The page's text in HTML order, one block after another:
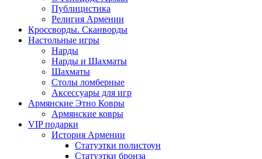
Публицистика
Религия Армении
Кроссворды. Сканворды
Настольные игры
Нарды
Нарды и Шахматы
Шахматы
Столы ломберные
Аксессуары для игр
Армянские Этно Ковры
Армянские ковры
VIP подарки
История Армении
Статуэтки полистоун
Статуэтки бронза